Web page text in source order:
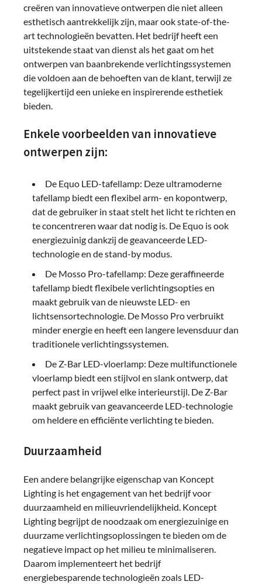
creëren van innovatieve ontwerpen die niet alleen
esthetisch aantrekkelijk zijn, maar ook state-of-the-
art technologieën bevatten. Het bedrijf heeft een
uitstekende staat van dienst als het gaat om het
ontwerpen van baanbrekende verlichtingssystemen
die voldoen aan de behoeften van de klant, terwijl ze
tegelijkertijd een unieke en inspirerende esthetiek
bieden.
Enkele voorbeelden van innovatieve
ontwerpen zijn:
De Equo LED-tafellamp: Deze ultramoderne
tafellamp biedt een flexibel arm- en kopontwerp,
dat de gebruiker in staat stelt het licht te richten en
te concentreren waar dat nodig is. De Equo is ook
energiezuinig dankzij de geavanceerde LED-
technologie en de stand-by modus.
De Mosso Pro-tafellamp: Deze geraffineerde
tafellamp biedt flexibele verlichtingsopties en
maakt gebruik van de nieuwste LED- en
lichtsensortechnologie. De Mosso Pro verbruikt
minder energie en heeft een langere levensduur dan
traditionele verlichtingssystemen.
De Z-Bar LED-vloerlamp: Deze multifunctionele
vloerlamp biedt een stijlvol en slank ontwerp, dat
perfect past in vrijwel elke interieurstijl. De Z-Bar
maakt gebruik van geavanceerde LED-technologie
om heldere en efficiënte verlichting te bieden.
Duurzaamheid
Een andere belangrijke eigenschap van Koncept
Lighting is het engagement van het bedrijf voor
duurzaamheid en milieuvriendelijkheid. Koncept
Lighting begrijpt de noodzaak om energiezuinige en
duurzame verlichtingsoplossingen te bieden om de
negatieve impact op het milieu te minimaliseren.
Daarom implementeert het bedrijf
energiebesparende technologieën zoals LED-